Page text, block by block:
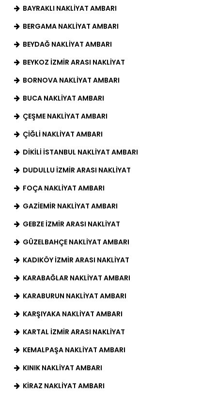
BAYRAKLI NAKLIYAT AMBARI
BERGAMA NAKLIYAT AMBARI
BEYDAĞ NAKLIYAT AMBARI
BEYKOZ İZMIR ARASI NAKLIYAT
BORNOVA NAKLIYAT AMBARI
BUCA NAKLIYAT AMBARI
ÇEŞME NAKLIYAT AMBARI
ÇIĞLI NAKLIYAT AMBARI
DIKILI İSTANBUL NAKLIYAT AMBARI
DUDULLU İZMIR ARASI NAKLIYAT
FOÇA NAKLIYAT AMBARI
GAZIEMIR NAKLIYAT AMBARI
GEBZE İZMIR ARASI NAKLIYAT
GÜZELBAHÇE NAKLIYAT AMBARI
KADIKÖY İZMIR ARASI NAKLIYAT
KARABAĞLAR NAKLIYAT AMBARI
KARABURUN NAKLIYAT AMBARI
KARŞIYAKA NAKLIYAT AMBARI
KARTAL İZMIR ARASI NAKLIYAT
KEMALPAŞA NAKLIYAT AMBARI
KINIK NAKLIYAT AMBARI
KIRAZ NAKLIYAT AMBARI